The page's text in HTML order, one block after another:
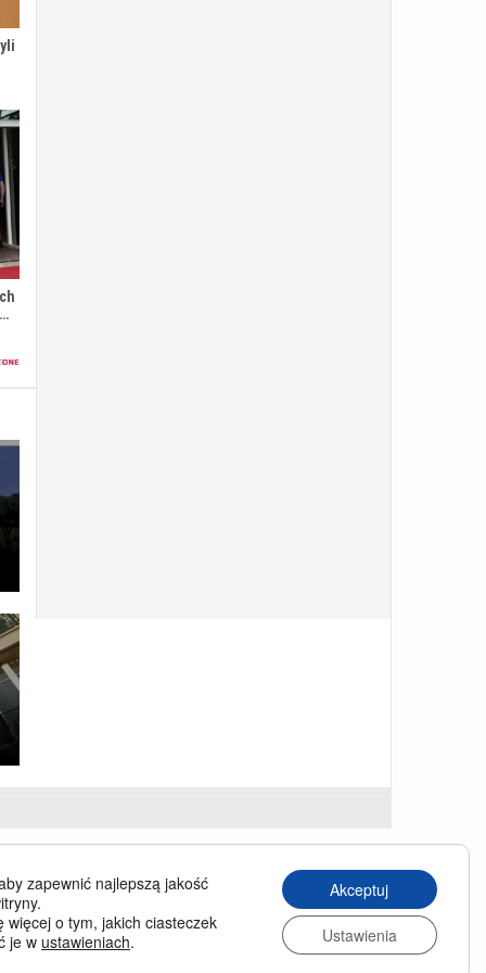
TRAVELLER
Traveller in English
wydań
zapewnić najlepszą jakość
więcej o tym, jakich ciasteczek
je w ustawieniach.
Akceptuj
Ustawienia